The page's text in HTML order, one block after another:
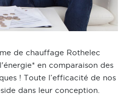
de chauffage Rothelec
en comparaison des
! Toute l’efficacité de nos
dans leur conception.